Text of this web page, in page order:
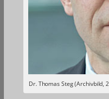
Dr. Thomas Steg (Archivbild,